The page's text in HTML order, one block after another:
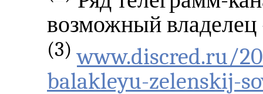
возможный
(3) www.discred.ru/
balakleyu-zelenskij-